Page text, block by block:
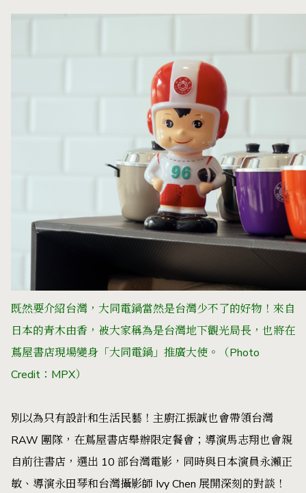
既然要介紹台灣，大同電鍋當然是台灣少不了的好物！來自
日本的青木由香，被大家稱為是台灣地下觀光局長，也將在
蔦屋書店現場變身「大同電鍋」推廣大使。
（Photo
Credit：MPX）
別以為只有設計和生活民藝！主廚江振誠也會帶領台灣
RAW 團隊，在蔦屋書店舉辦限定餐會；導演馬志翔也會親
自前往書店，選出 10 部台灣電影，同時與日本演員永瀨正
敏、導演永田琴和台灣攝影師 Ivy Chen 展開深刻的對談！